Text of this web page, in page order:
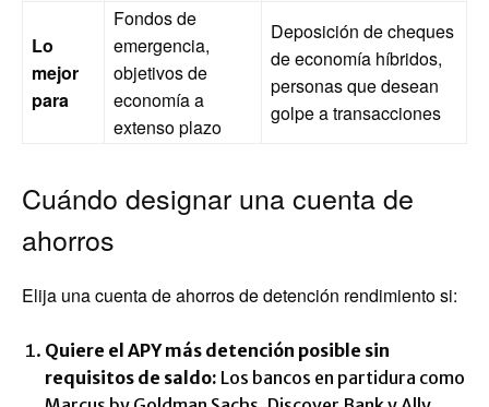
Lo
mejor
para
Fondos de
emergencia,
objetivos de
economía a
extenso plazo
Deposición de cheques
de economía híbridos,
personas que desean
golpe a transacciones
Cuándo designar una cuenta de
ahorros
Elija una cuenta de ahorros de detención rendimiento si:
Quiere el APY más detención posible sin
requisitos de saldo: Los bancos en partidura como